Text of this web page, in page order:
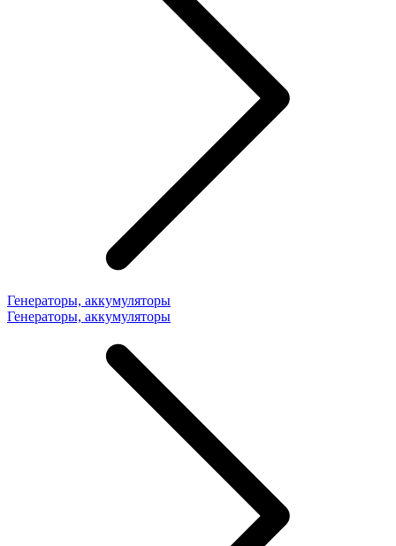
Генераторы, аккумуляторы
Генераторы, аккумуляторы